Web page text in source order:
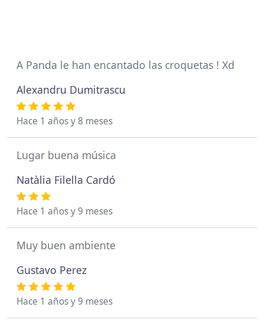
A Panda le han encantado las croquetas ! Xd
Alexandru Dumitrascu
Hace 1 años y 8 meses
Lugar buena música
Natàlia Filella Cardó
Hace 1 años y 9 meses
Muy buen ambiente
Gustavo Perez
Hace 1 años y 9 meses